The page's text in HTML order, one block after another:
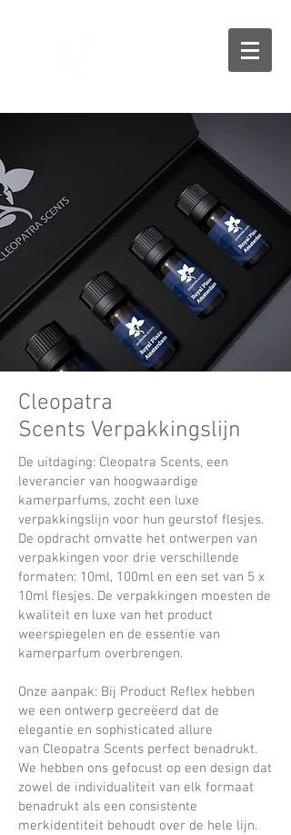
Cleopatra
Scents Verpakkingslijn
De uitdaging: Cleopatra Scents, een
leverancier van hoogwaardige
kamerparfums, zocht een luxe
verpakkingslijn voor hun geurstof flesjes.
De opdracht omvatte het ontwerpen van
verpakkingen voor drie verschillende
formaten: 10ml, 100ml en een set van 5 x
10ml flesjes. De verpakkingen moesten de
kwaliteit en luxe van het product
weerspiegelen en de essentie van
kamerparfum overbrengen.
Onze aanpak: Bij Product Reflex hebben
we een ontwerp gecreëerd dat de
elegantie en sophisticated allure
van Cleopatra Scents perfect benadrukt.
We hebben ons gefocust op een design dat
zowel de individualiteit van elk formaat
benadrukt als een consistente
merkidentiteit behoudt over de hele lijn.